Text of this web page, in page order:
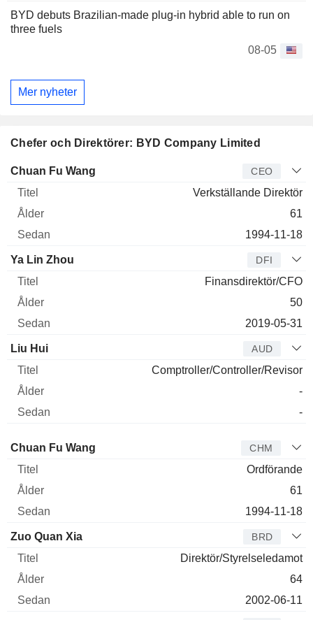
BYD debuts Brazilian-made plug-in hybrid able to run on
three fuels
08-05
Mer nyheter
Chefer och Direktörer: BYD Company Limited
Verkställande
Chuan Fu Wang CEO
Verkställande Direktör
61
1994-11-18
Ya Lin Zhou DFI
Finansdirektör/CFO
50
2019-05-31
Liu Hui AUD
Comptroller/Controller/Revisor
-
-
Styrelseledamot
Chuan Fu Wang CHM
Ordförande
61
1994-11-18
Zuo Quan Xia BRD
Direktör/Styrelseledamot
64
2002-06-11